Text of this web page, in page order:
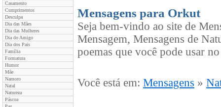
Casamento
Cumprimentos
Desculpa
Dia das Mães
Dia das Mulheres
Dia do Amigo
Dia dos Pais
Família
Formatura
Humor
Mãe
Namoro
Natal
Natureza
Páscoa
Mensagens para Orkut
Seja bem-vindo ao site de
Mensagem, Mensagens de
poemas que você pode usar
Você está em: Mensagens »